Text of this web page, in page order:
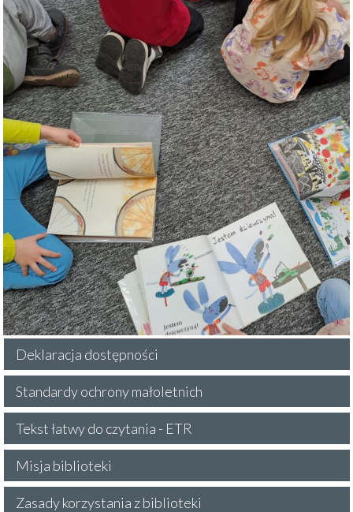
Deklaracja dostępności
Standardy ochrony małoletnich
Tekst łatwy do czytania - ETR
Misja biblioteki
Zasady korzystania z biblioteki